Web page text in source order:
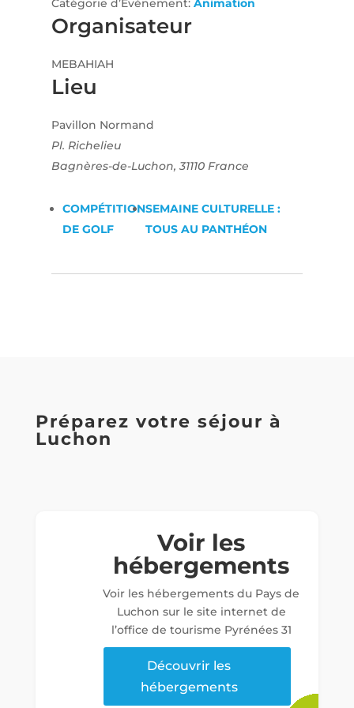
Catégorie d’Évènement: Animation
Lieu
Pavillon Normand
Pl. Richelieu
Bagnères-de-Luchon, 31110 France
Organisateur
MEBAHIAH
COMPÉTITION
DE GOLF
SEMAINE CULTURELLE :
TOUS AU PANTHÉON
Préparez votre séjour à
Luchon
Voir les
hébergements
Voir les hébergements du Pays de
Luchon sur le site internet de
l’office de tourisme Pyrénées 31
Découvrir les
hébergements